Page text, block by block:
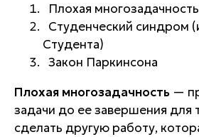
Плохая многозадачность
Студенческий синдром
Студента)
Закон Паркинсона
Плохая многозадачность —
задачи до ее завершения для
сделать другую работу,